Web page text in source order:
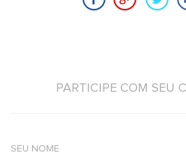
PARTICIPE COM SEU
SEU NOME